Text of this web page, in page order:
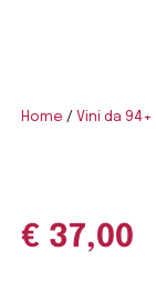
Home / Vini da 94+
€ 37,00